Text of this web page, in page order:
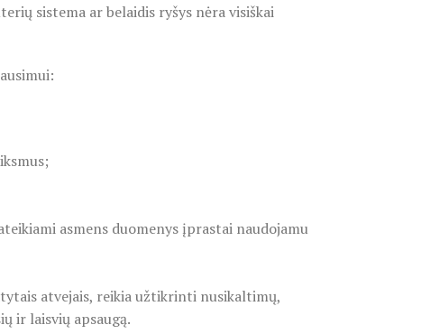
sistema ar belaidis ryšys nėra visiškai
asmens duomenys įprastai naudojamu
atvejais, reikia užtikrinti nusikaltimų,
ir laisvių apsaugą.